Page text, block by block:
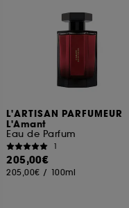
L'ARTISAN PARFUMEUR
L'Amant
Eau de Parfum
1
205,00€
205,00€ / 100ml